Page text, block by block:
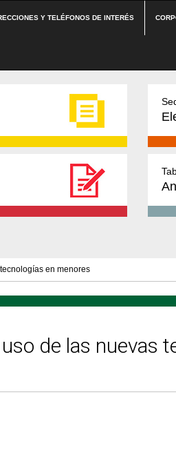
Y TELÉFONOS DE INTERÉS
en menores
de las nuevas